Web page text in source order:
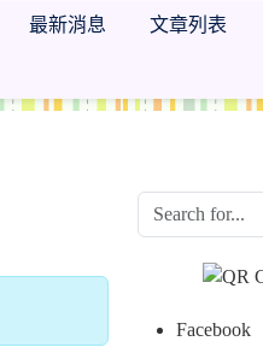
最新消息 文章列表
Facebook